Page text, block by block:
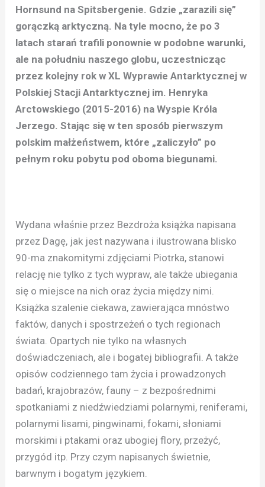
Hornsund na Spitsbergenie. Gdzie „zarazili się”
gorączką arktyczną. Na tyle mocno, że po 3
latach starań trafili ponownie w podobne warunki,
ale na południu naszego globu, uczestnicząc
przez kolejny rok w XL Wyprawie Antarktycznej w
Polskiej Stacji Antarktycznej im. Henryka
Arctowskiego (2015-2016) na Wyspie Króla
Jerzego. Stając się w ten sposób pierwszym
polskim małżeństwem, które „zaliczyło” po
pełnym roku pobytu pod oboma biegunami.
Wydana właśnie przez Bezdroża książka napisana
przez Dagę, jak jest nazywana i ilustrowana blisko
90-ma znakomitymi zdjęciami Piotrka, stanowi
relację nie tylko z tych wypraw, ale także ubiegania
się o miejsce na nich oraz życia między nimi.
Książka szalenie ciekawa, zawierająca mnóstwo
faktów, danych i spostrzeżeń o tych regionach
świata. Opartych nie tylko na własnych
doświadczeniach, ale i bogatej bibliografii. A także
opisów codziennego tam życia i prowadzonych
badań, krajobrazów, fauny – z bezpośrednimi
spotkaniami z niedźwiedziami polarnymi, reniferami,
polarnymi lisami, pingwinami, fokami, słoniami
morskimi i ptakami oraz ubogiej flory, przeżyć,
przygód itp. Przy czym napisanych świetnie,
barwnym i bogatym językiem.